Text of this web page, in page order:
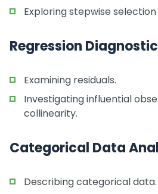
Exploring stepwise
Regression
Examining residuals.
Investigating influential
collinearity.
Categorical Data
Describing categorical data.